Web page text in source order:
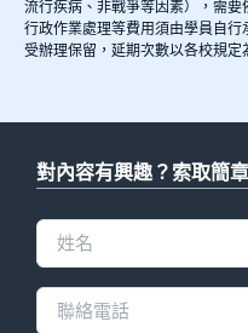
流行疾病、非戰爭等因素），需
行政作業處理等費用須由學員自
受辦理保留，延期次數以各校規定
對內容有興趣？索取簡